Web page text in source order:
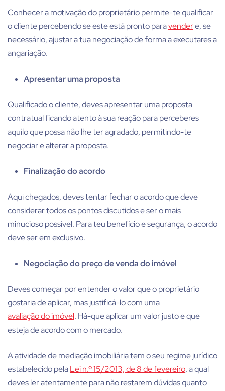
Conhecer a motivação do proprietário permite-te qualificar
o cliente percebendo se este está pronto paravendere, se
necessário, ajustar a tua negociação de forma a executares a
angariação.
Apresentar uma proposta
Qualificado o cliente, deves apresentar uma proposta
contratual ficando atento à sua reação para perceberes
aquilo que possa não lhe ter agradado, permitindo-te
negociar e alterar a proposta.
Finalização do acordo
Aqui chegados, deves tentar fechar o acordo que deve
considerar todos os pontos discutidos e ser o mais
minucioso possível. Para teu benefício e segurança, o acordo
deve ser em exclusivo.
Negociação do preço de venda do imóvel
Deves começar por entender o valor que o proprietário
gostaria de aplicar, mas justificá-lo com uma
avaliação do imóvel. Há-que aplicar um valor justo e que
esteja de acordo com o mercado.
A atividade de mediação imobiliária tem o seu regime jurídico
estabelecido pelaLei n.º 15/2013, de 8 de fevereiro, a qual
deves ler atentamente para não restarem dúvidas quanto